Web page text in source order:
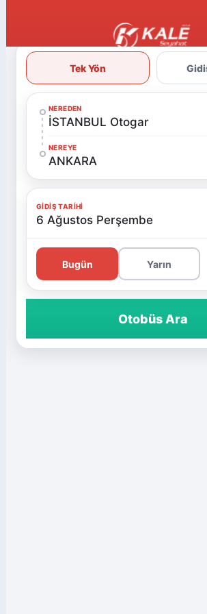
Tek Yön
NEREDEN
İSTANBUL Otogar
NEREYE
ANKARA
GIDIŞ TARIHI
6 Ağustos Perşembe
Bugün Yarın
Otobüs Ara